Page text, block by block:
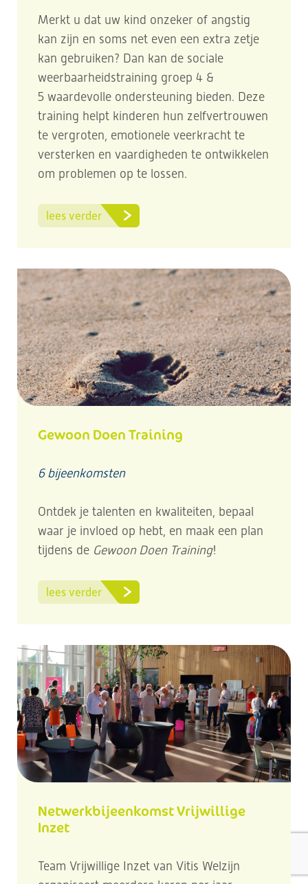
Merkt u dat uw kind onzeker of angstig
kan zijn en soms net even een extra zetje
kan gebruiken? Dan kan de sociale
weerbaarheidstraining groep 4 &
5 waardevolle ondersteuning bieden. Deze
training helpt kinderen hun zelfvertrouwen
te vergroten, emotionele veerkracht te
versterken en vaardigheden te ontwikkelen
om problemen op te lossen.
lees verder
Gewoon Doen Training
6 bijeenkomsten
Ontdek je talenten en kwaliteiten, bepaal
waar je invloed op hebt, en maak een plan
tijdens de Gewoon Doen Training!
lees verder
Netwerkbijeenkomst Vrijwillige
Inzet
Team Vrijwillige Inzet van Vitis Welzijn